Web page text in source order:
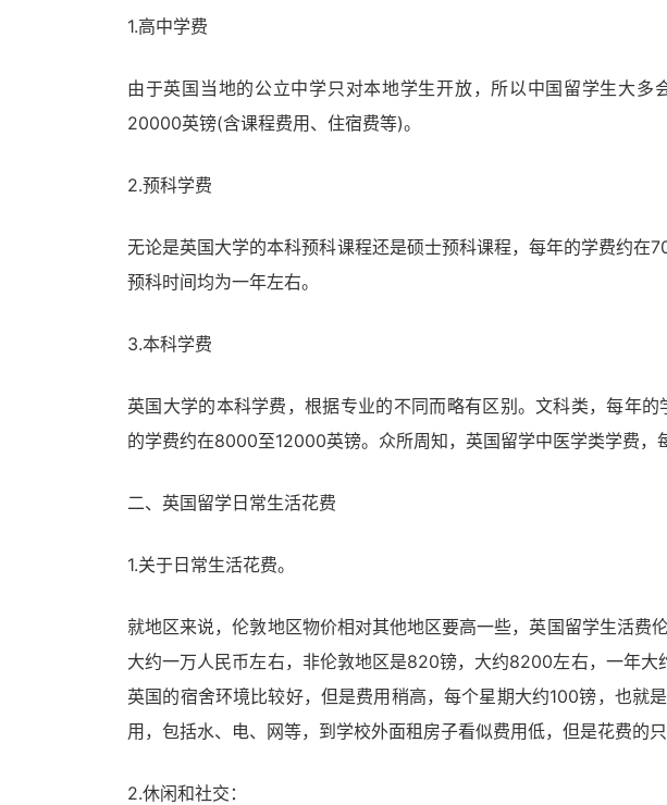
1.高中学费
由于英国当地的公立中学只对本地学生开放，所以中国留学生大
20000英镑(含课程费用、住宿费等)。
2.预科学费
无论是英国大学的本科预科课程还是硕士预科课程，每年的学费约在
预科时间均为一年左右。
3.本科学费
英国大学的本科学费，根据专业的不同而略有区别。文科类，每年
的学费约在8000至12000英镑。众所周知，英国留学中医学类学费，
二、英国留学日常生活花费
1.关于日常生活花费。
就地区来说，伦敦地区物价相对其他地区要高一些，英国留学生活费
大约一万人民币左右，非伦敦地区是820镑，大约8200左右，一年大
英国的宿舍环境比较好，但是费用稍高，每个星期大约100镑，也就
用，包括水、电、网等，到学校外面租房子看似费用低，但是花费的
2.休闲和社交：